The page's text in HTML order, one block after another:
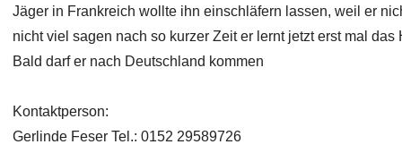
Jäger in Frankreich wollte ihn einschläfern lassen, weil er
nicht viel sagen nach so kurzer Zeit er lernt jetzt erst mal
Bald darf er nach Deutschland kommen
Kontaktperson:
Gerlinde Feser Tel.: 0152 29589726